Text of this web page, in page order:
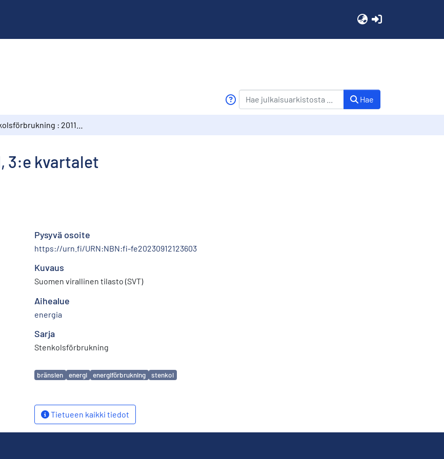
Hae
3:e kvartalet
Pysyvä osoite
https://urn.fi/URN:NBN:fi-fe20230912123603
Kuvaus
Suomen virallinen tilasto (SVT)
Aihealue
energia
Sarja
Stenkolsförbrukning
Avainsanat
bränslen energi energiförbrukning stenkol
Tietueen kaikki tiedot